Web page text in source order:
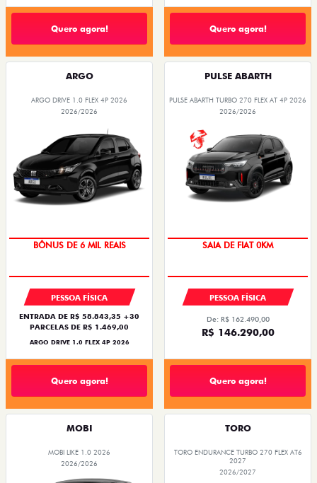
Quero agora! Quero agora!
ARGO
ARGO DRIVE 1.0 FLEX 4P 2026
2026/2026
TAXA ZERO
PESSOA FÍSICA
ENTRADA DE R$ 58.843,35 +30
PARCELAS DE R$ 1.469,00
ARGO DRIVE 1.0 FLEX 4P 2026
Quero agora!
PULSE ABARTH
PULSE ABARTH TURBO 270 FLEX AT 4P 2026
2026/2026
OPORTUNIDADE
PESSOA FÍSICA
De: R$ 162.490,00
R$ 146.290,00
Quero agora!
MOBI
MOBI LIKE 1.0 2026
2026/2026
TORO
TORO ENDURANCE TURBO 270 FLEX AT6
2027
2026/2027